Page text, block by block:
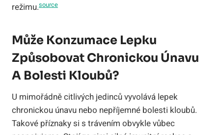
režimu.source
Může Konzumace Lepku
Způsobovat Chronickou Únavu
A Bolesti Kloubů?
U mimořádně citlivých jedinců vyvolává lepek
chronickou únavu nebo nepříjemné bolesti kloubů.
Takové příznaky si s trávením obvykle vůbec